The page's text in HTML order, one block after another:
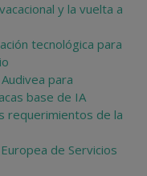
y la vuelta a
tecnológica para
para
base de IA
requerimientos de la
de Servicios